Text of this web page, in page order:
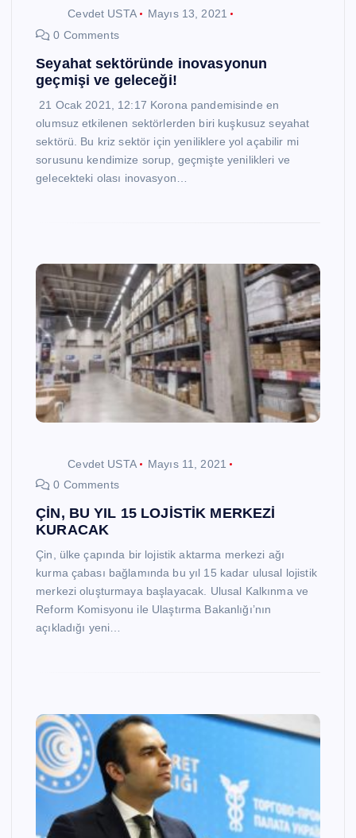
Cevdet USTA
Mayıs 13, 2021
0 Comments
Seyahat sektöründe inovasyonun
geçmişi ve geleceği!
21 Ocak 2021, 12:17 Korona pandemisinde en
olumsuz etkilenen sektörlerden biri kuşkusuz seyahat
sektörü. Bu kriz sektör için yeniliklere yol açabilir mi
sorusunu kendimize sorup, geçmişte yenilikleri ve
gelecekteki olası inovasyon…
Cevdet USTA
Mayıs 11, 2021
0 Comments
ÇİN, BU YIL 15 LOJİSTİK MERKEZİ
KURACAK
Çin, ülke çapında bir lojistik aktarma merkezi ağı
kurma çabası bağlamında bu yıl 15 kadar ulusal lojistik
merkezi oluşturmaya başlayacak. Ulusal Kalkınma ve
Reform Komisyonu ile Ulaştırma Bakanlığı’nın
açıkladığı yeni…